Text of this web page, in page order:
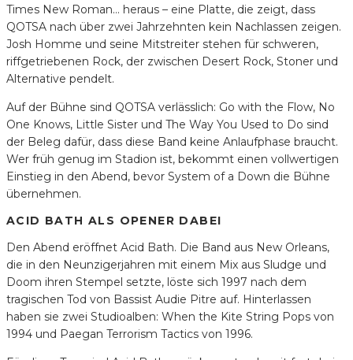
Times New Roman… heraus – eine Platte, die zeigt, dass
QOTSA nach über zwei Jahrzehnten kein Nachlassen zeigen.
Josh Homme und seine Mitstreiter stehen für schweren,
riffgetriebenen Rock, der zwischen Desert Rock, Stoner und
Alternative pendelt.
Auf der Bühne sind QOTSA verlässlich: Go with the Flow, No
One Knows, Little Sister und The Way You Used to Do sind
der Beleg dafür, dass diese Band keine Anlaufphase braucht.
Wer früh genug im Stadion ist, bekommt einen vollwertigen
Einstieg in den Abend, bevor System of a Down die Bühne
übernehmen.
ACID BATH ALS OPENER DABEI
Den Abend eröffnet Acid Bath. Die Band aus New Orleans,
die in den Neunzigerjahren mit einem Mix aus Sludge und
Doom ihren Stempel setzte, löste sich 1997 nach dem
tragischen Tod von Bassist Audie Pitre auf. Hinterlassen
haben sie zwei Studioalben: When the Kite String Pops von
1994 und Paegan Terrorism Tactics von 1996.